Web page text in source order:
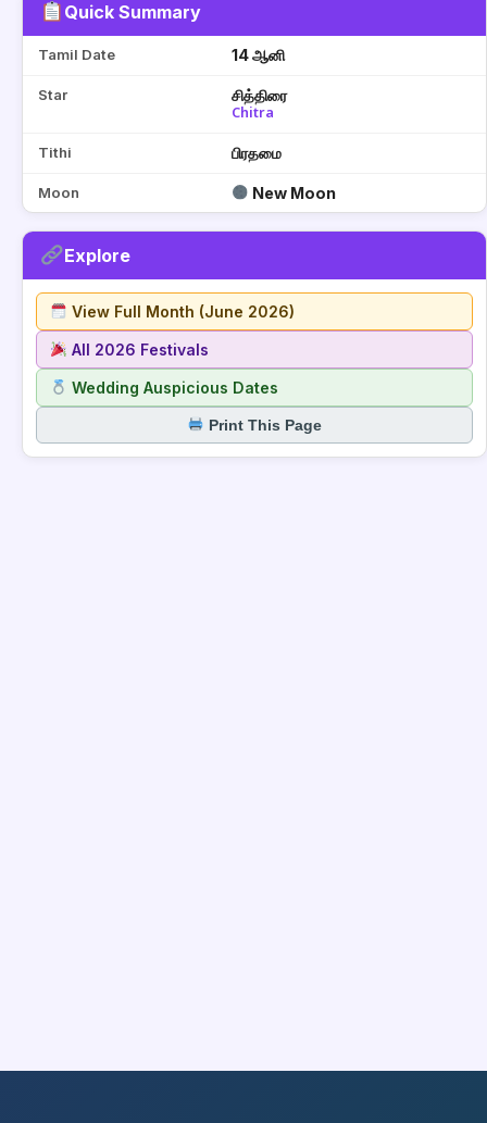
Quick Summary
Tamil Date 14 ஆனி
Star சித்திரை
Chitra
Tithi பிரதமை
Moon New Moon
Explore
View Full Month (June 2026)
All 2026 Festivals
Wedding Auspicious Dates
Print This Page